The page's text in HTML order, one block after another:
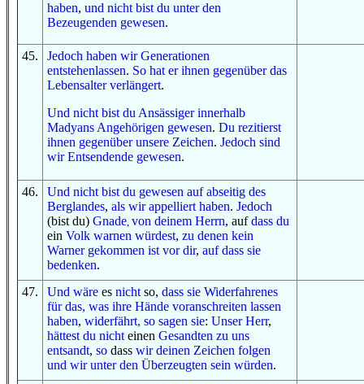
haben, und nicht bist du unterden
Bezeugenden gewesen.
45. Jedoch haben wir Generationen
entstehenlassen. So hat er ihnen gegenüber das
Lebensalterverlängert.
Und nicht bist du Ansässiger innerhalb
Madyans Angehörigen gewesen. Du rezitierst
ihnen gegenüber unsere Zeichen. Jedoch sind
wir Entsendende gewesen.
46. Und nicht bist du gewesen auf abseitig des
Berglandes, als wir appelliert haben. Jedoch
(bist du) Gnade, von deinem Herrn, aufdass du
ein Volk warnen würdest, zu denen kein
Warner gekommen ist vor dir, auf dass sie
bedenken.
47. Und wäre es nicht so, dass sie Widerfahrenes
für das, was ihre Hände voranschreiten lassen
haben, widerfährt, so sagen sie: Unser Herr,
hättest du nicht einen Gesandten zu uns
entsandt, so dass wir deinen Zeichen folgen
und wir unterden Überzeugten sein würden.